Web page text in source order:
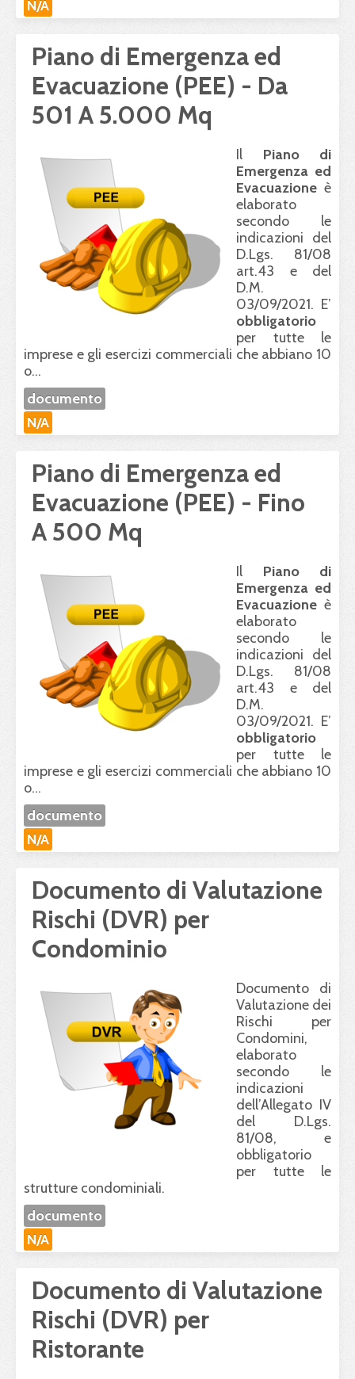
N/A
Piano di Emergenza ed
Evacuazione (PEE) - Da
501 A 5.000 Mq
Il Piano di
Emergenza ed
Evacuazione è
elaborato
secondo le
indicazioni del
D.Lgs. 81/08
art.43 e del
D.M.
03/09/2021. E’
obbligatorio
per tutte le
imprese e gli esercizi commerciali che abbiano 10
o...
documento
N/A
Piano di Emergenza ed
Evacuazione (PEE) - Fino
A 500 Mq
Il Piano di
Emergenza ed
Evacuazione è
elaborato
secondo le
indicazioni del
D.Lgs. 81/08
art.43 e del
D.M.
03/09/2021. E’
obbligatorio
per tutte le
imprese e gli esercizi commerciali che abbiano 10
o...
documento
N/A
Documento di Valutazione
Rischi (DVR) per
Condominio
Documento di
Valutazione dei
Rischi per
Condomini,
elaborato
secondo le
indicazioni
dell’Allegato IV
del D.Lgs.
81/08, e
obbligatorio
per tutte le
strutture condominiali.
documento
N/A
Documento di Valutazione
Rischi (DVR) per
Ristorante